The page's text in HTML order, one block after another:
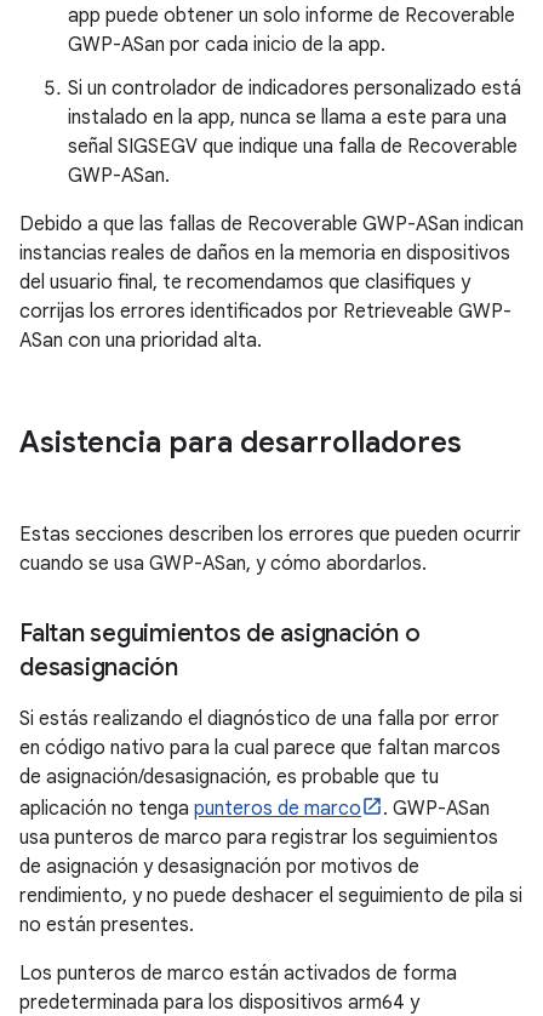
app puede obtener un solo informe de Recoverable
GWP-ASan por cada inicio de la app.
Si un controlador de indicadores personalizado está
instalado en la app, nunca se llama a este para una
señal SIGSEGV que indique una falla de Recoverable
GWP-ASan.
Debido a que las fallas de Recoverable GWP-ASan indican
instancias reales de daños en la memoria en dispositivos
del usuario final, te recomendamos que clasifiques y
corrijas los errores identificados por Retrieveable GWP-
ASan con una prioridad alta.
Asistencia para desarrolladores
Estas secciones describen los errores que pueden ocurrir
cuando se usa GWP-ASan, y cómo abordarlos.
Faltan seguimientos de asignación o
desasignación
Si estás realizando el diagnóstico de una falla por error
en código nativo para la cual parece que faltan marcos
de asignación/desasignación, es probable que tu
aplicación no tenga punteros de marco
. GWP-ASan
usa punteros de marco para registrar los seguimientos
de asignación y desasignación por motivos de
rendimiento, y no puede deshacer el seguimiento de pila si
no están presentes.
Los punteros de marco están activados de forma
predeterminada para los dispositivos arm64 y